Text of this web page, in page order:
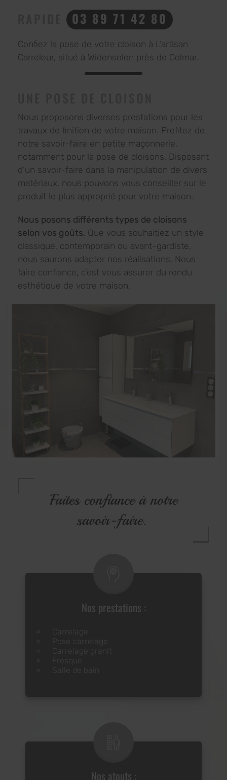
03 89 71 42 80
Confiez la pose de votre cloison à L’artisan
Carreleur, situé à Widensolen près de Colmar.
Nous proposons diverses prestations pour les
travaux de finition de votre maison. Profitez de
notre savoir-faire en petite maçonnerie,
notamment pour la pose de cloisons. Disposant
d’un savoir-faire dans la manipulation de divers
matériaux, nous pouvons vous conseiller sur le
produit le plus approprié pour votre maison.
Nous posons différents types de cloisons
selon vos goûts. Que vous souhaitiez un style
classique, contemporain ou avant-gardiste,
nous saurons adapter nos réalisations. Nous
faire confiance, c’est vous assurer du rendu
esthétique de votre maison.
Faites confiance à notre
savoir-faire.
Nos prestations :
Carrelage
Pose carrelage
Carrelage granit
Fresque
Salle de bain
Nos atouts :